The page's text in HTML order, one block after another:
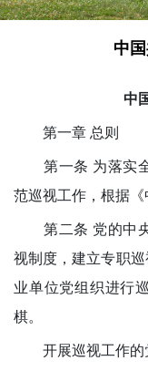
中
中
第一章 总则
第一条 为落实全
范巡视工作，根据《
第二条 党的中央
视制度，建立专职
业单位党组织进行
棋。
开展巡视工作的党